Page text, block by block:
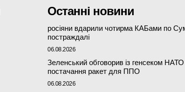
Останні новини
росіяни вдарили чотирма КАБами по
постраждалі
06.08.2026
Зеленський обговорив із генсеком НАТО
постачання ракет для ППО
06.08.2026